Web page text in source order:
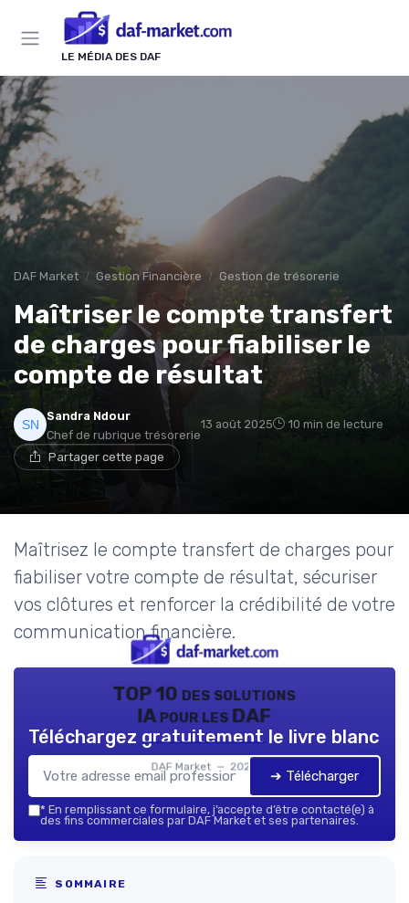
LE MÉDIA DES DAF
DAF Market Gestion Financière Gestion de trésorerie
Maîtriser le compte transfert
de charges pour fiabiliser le
compte de résultat
Sandra Ndour
Chef de rubrique trésorerie
13 août 2025 10 min de lecture
Partager cette page
Maîtrisez le compte transfert de charges pour
fiabiliser votre compte de résultat, sécuriser
vos clôtures et renforcer la crédibilité de votre
communication financière.
TOP 10 des solutions
IA pour les DAF
DAF Market — 2026
Téléchargez gratuitement le livre blanc
➔ Télécharger
* En remplissant ce formulaire, j’accepte d’être contacté(e) à
des fins commerciales par DAF Market et ses partenaires.
SOMMAIRE
Panneau de gestion des cookies